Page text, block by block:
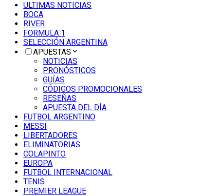
ULTIMAS NOTICIAS
BOCA
RIVER
FORMULA 1
SELECCIÓN ARGENTINA
APUESTAS
NOTICIAS
PRONÓSTICOS
GUÍAS
CÓDIGOS PROMOCIONALES
RESEÑAS
APUESTA DEL DÍA
FUTBOL ARGENTINO
MESSI
LIBERTADORES
ELIMINATORIAS
COLAPINTO
EUROPA
FUTBOL INTERNACIONAL
TENIS
PREMIER LEAGUE